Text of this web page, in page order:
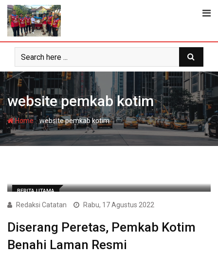
Skip
content
website pemkab kotim
Home-website pemkab kotim
BERITA UTAMA
Redaksi Catatan Rabu, 17 Agustus 2022
Diserang Peretas, Pemkab Kotim
Benahi Laman Resmi